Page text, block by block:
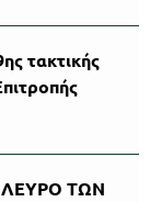
τακτικής
ΤΩΝ